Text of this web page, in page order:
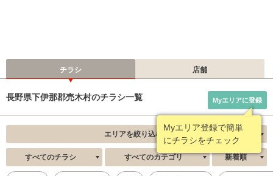
チラシ 店舗
長野県下伊那郡売木村のチラシ一覧 Myエリアに登録
エリアを絞り込む
すべてのチラシ すべてのカテゴリ 新着順